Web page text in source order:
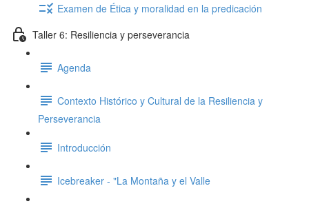
Examen de Ética y moralidad en la predicación
Taller 6: Resiliencia y perseverancia
Agenda
Contexto Histórico y Cultural de la Resiliencia y
Perseverancia
Introducción
Icebreaker - "La Montaña y el Valle